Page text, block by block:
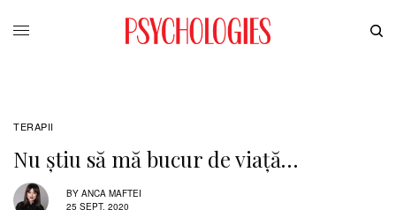
TERAPII
Nu știu să mă bucur de viață…
BY ANCA MAFTEI
25 SEPT. 2020